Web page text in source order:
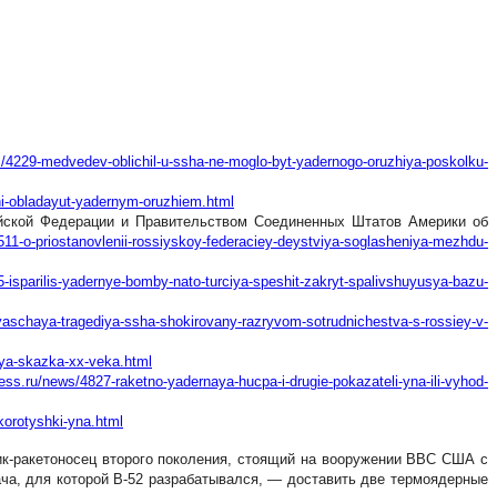
medvedev-oblichil-u-ssha-ne-moglo-byt-yadernogo-oruzhiya-poskolku-
yadernym-oruzhiem.html
Федерации и Правительством Соединенных Штатов Америки об
o-priostanovlenii-rossiyskoy-federaciey-deystviya-soglasheniya-mezhdu-
isparilis-yadernye-bomby-nato-turciya-speshit-zakryt-spalivshuyusya-bazu-
tragediya-ssha-shokirovany-razryvom-sotrudnichestva-s-rossiey-v-
skazka-xx-veka.html
news/4827-raketno-yadernaya-hucpa-i-drugie-pokazateli-yna-ili-vyhod-
yna.html
ракетоносец второго поколения, стоящий на вооружении ВВС США с
для которой B-52 разрабатывался, — доставить две термоядерные